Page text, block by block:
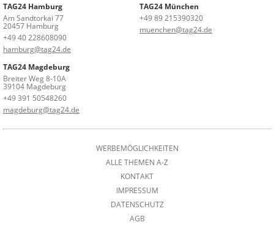
TAG24 Hamburg
Am Sandtorkai 77
20457 Hamburg
+49 40 228608090
hamburg@tag24.de
TAG24 München
+49 89 215390320
muenchen@tag24.de
TAG24 Magdeburg
Breiter Weg 8-10A
39104 Magdeburg
+49 391 50548260
magdeburg@tag24.de
WERBEMÖGLICHKEITEN
ALLE THEMEN A-Z
KONTAKT
IMPRESSUM
DATENSCHUTZ
AGB